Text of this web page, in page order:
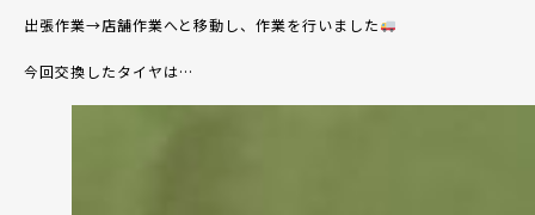
出張作業→店舗作業へと移動し、作業を行いました
今回交換したタイヤは…